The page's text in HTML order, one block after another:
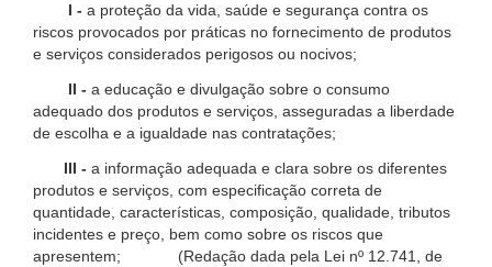
I - a proteção da vida, saúde e segurança contra os
riscos provocados por práticas no fornecimento de produtos
e serviços considerados perigosos ou nocivos;
II - a educação e divulgação sobre o consumo
adequado dos produtos e serviços, asseguradas a liberdade
de escolha e a igualdade nas contratações;
III - a informação adequada e clara sobre os diferentes
produtos e serviços, com especificação correta de
quantidade, características, composição, qualidade, tributos
incidentes e preço, bem como sobre os riscos que
apresentem; (Redação dada pela Lei nº 12.741, de